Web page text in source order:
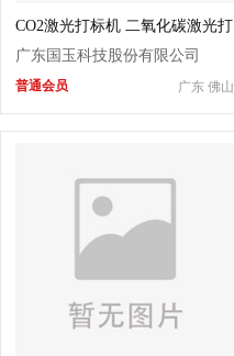
CO2激光打标机 二氧化碳激光打
标机
广东国玉科技股份有限公司
广东 佛山
普通会员